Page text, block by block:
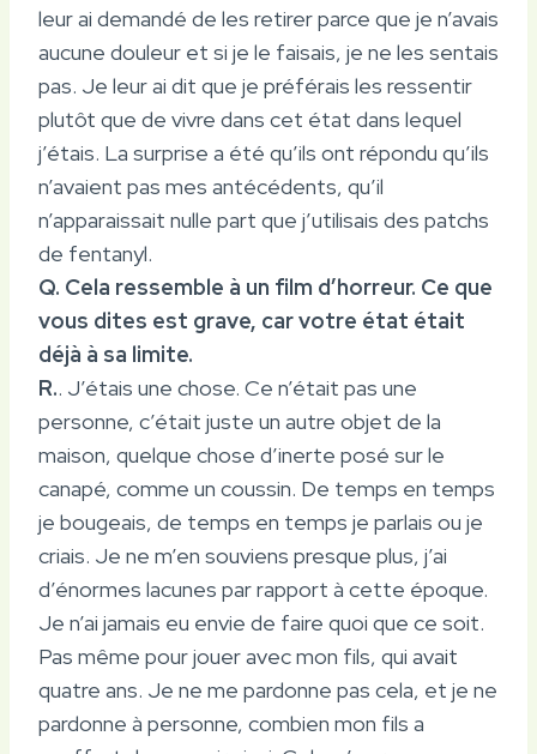
leur ai demandé de les retirer parce que je n’avais
aucune douleur et si je le faisais, je ne les sentais
pas. Je leur ai dit que je préférais les ressentir
plutôt que de vivre dans cet état dans lequel
j’étais. La surprise a été qu’ils ont répondu qu’ils
n’avaient pas mes antécédents, qu’il
n’apparaissait nulle part que j’utilisais des patchs
de fentanyl.
Q. Cela ressemble à un film d’horreur. Ce que
vous dites est grave, car votre état était
déjà à sa limite.
R.. J’étais une chose. Ce n’était pas une
personne, c’était juste un autre objet de la
maison, quelque chose d’inerte posé sur le
canapé, comme un coussin. De temps en temps
je bougeais, de temps en temps je parlais ou je
criais. Je ne m’en souviens presque plus, j’ai
d’énormes lacunes par rapport à cette époque.
Je n’ai jamais eu envie de faire quoi que ce soit.
Pas même pour jouer avec mon fils, qui avait
quatre ans. Je ne me pardonne pas cela, et je ne
pardonne à personne, combien mon fils a